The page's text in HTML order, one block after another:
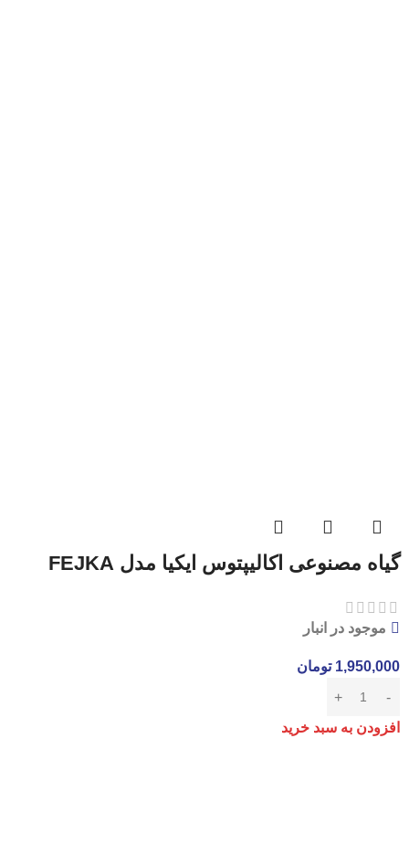
گیاه مصنوعی اکالیپتوس ایکیا مدل FEJKA
موجود در انبار
1,950,000 تومان
افزودن به سبد خرید